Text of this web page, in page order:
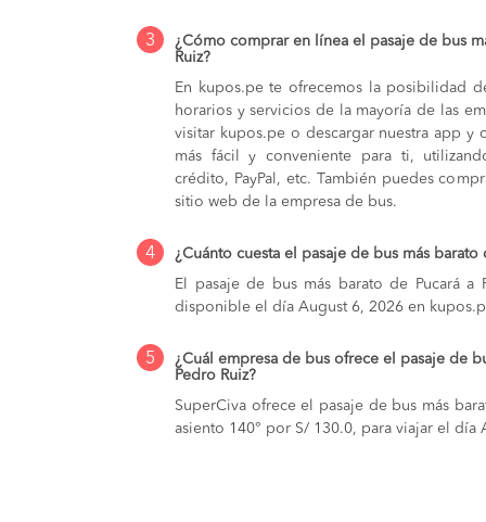
3
¿Cómo comprar en línea el pasaje de bus
Ruiz?
En kupos.pe te ofrecemos la posibilidad
horarios y servicios de la mayoría de las
visitar kupos.pe o descargar nuestra app y
más fácil y conveniente para ti,
crédito, PayPal, etc. También puedes
sitio web de la empresa de bus.
4
¿Cuánto cuesta el pasaje de bus más barato
El pasaje de bus más barato de Pucará a
disponible el día August 6, 2026 en
5
¿Cuál empresa de bus ofrece el pasaje de
Pedro Ruiz?
SuperCiva ofrece el pasaje de bus más
asiento 140° por S/ 130.0, para viajar el día